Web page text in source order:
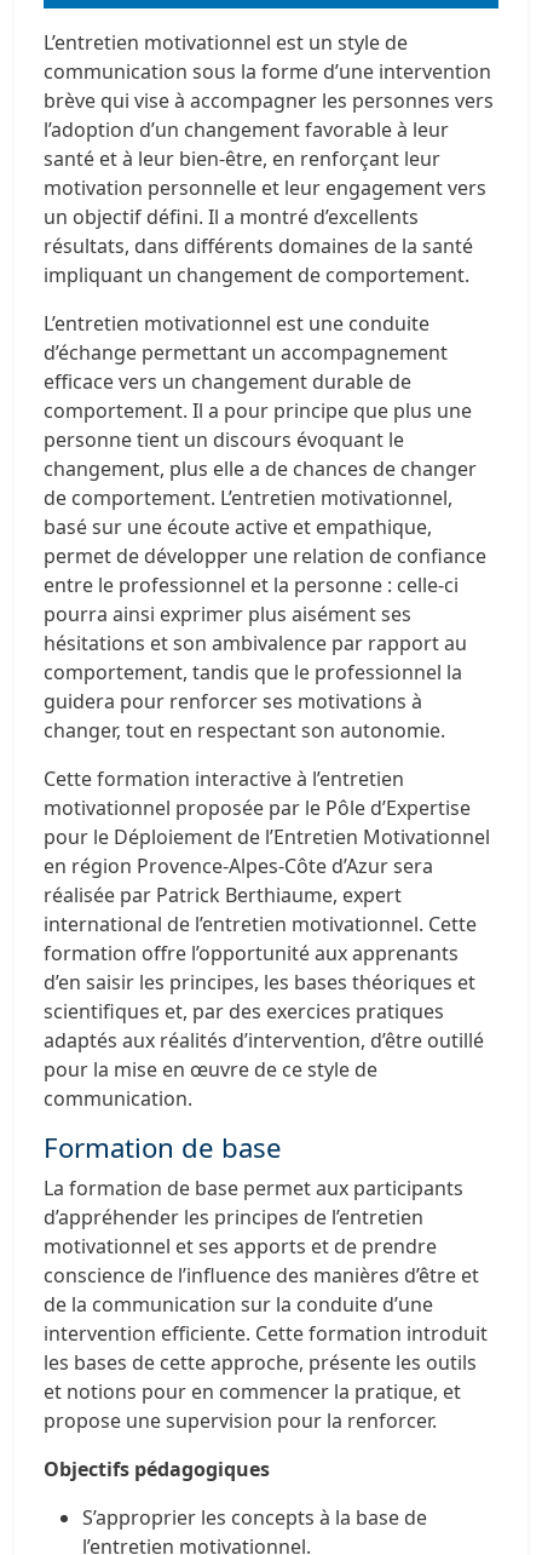
L’entretien motivationnel est un style de
communication sous la forme d’une intervention
brève qui vise à accompagner les personnes vers
l’adoption d’un changement favorable à leur
santé et à leur bien-être, en renforçant leur
motivation personnelle et leur engagement vers
un objectif défini. Il a montré d’excellents
résultats, dans différents domaines de la santé
impliquant un changement de comportement.
L’entretien motivationnel est une conduite
d’échange permettant un accompagnement
efficace vers un changement durable de
comportement. Il a pour principe que plus une
personne tient un discours évoquant le
changement, plus elle a de chances de changer
de comportement. L’entretien motivationnel,
basé sur une écoute active et empathique,
permet de développer une relation de confiance
entre le professionnel et la personne : celle-ci
pourra ainsi exprimer plus aisément ses
hésitations et son ambivalence par rapport au
comportement, tandis que le professionnel la
guidera pour renforcer ses motivations à
changer, tout en respectant son autonomie.
Cette formation interactive à l’entretien
motivationnel proposée par le Pôle d’Expertise
pour le Déploiement de l’Entretien Motivationnel
en région Provence-Alpes-Côte d’Azur sera
réalisée par Patrick Berthiaume, expert
international de l’entretien motivationnel. Cette
formation offre l’opportunité aux apprenants
d’en saisir les principes, les bases théoriques et
scientifiques et, par des exercices pratiques
adaptés aux réalités d’intervention, d’être outillé
pour la mise en œuvre de ce style de
communication.
Formation de base
La formation de base permet aux participants
d’appréhender les principes de l’entretien
motivationnel et ses apports et de prendre
conscience de l’influence des manières d’être et
de la communication sur la conduite d’une
intervention efficiente. Cette formation introduit
les bases de cette approche, présente les outils
et notions pour en commencer la pratique, et
propose une supervision pour la renforcer.
Objectifs pédagogiques
S’approprier les concepts à la base de
l’entretien motivationnel.